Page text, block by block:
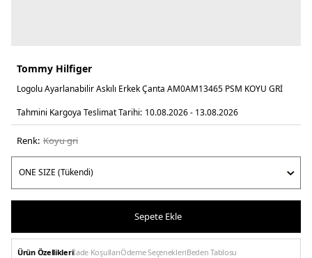
Tommy Hilfiger
Logolu Ayarlanabilir Askılı Erkek Çanta AM0AM13465 PSM KOYU GRİ
Tahmini Kargoya Teslimat Tarihi: 10.08.2026 - 13.08.2026
Renk: koyu gri̇
Sepete Ekle
Ürün Özellikleriİade KoşullarıÖdeme SeçenekleriBeden Tablosu